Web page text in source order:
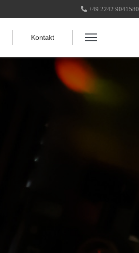
+49 2242 9041580
Kontakt